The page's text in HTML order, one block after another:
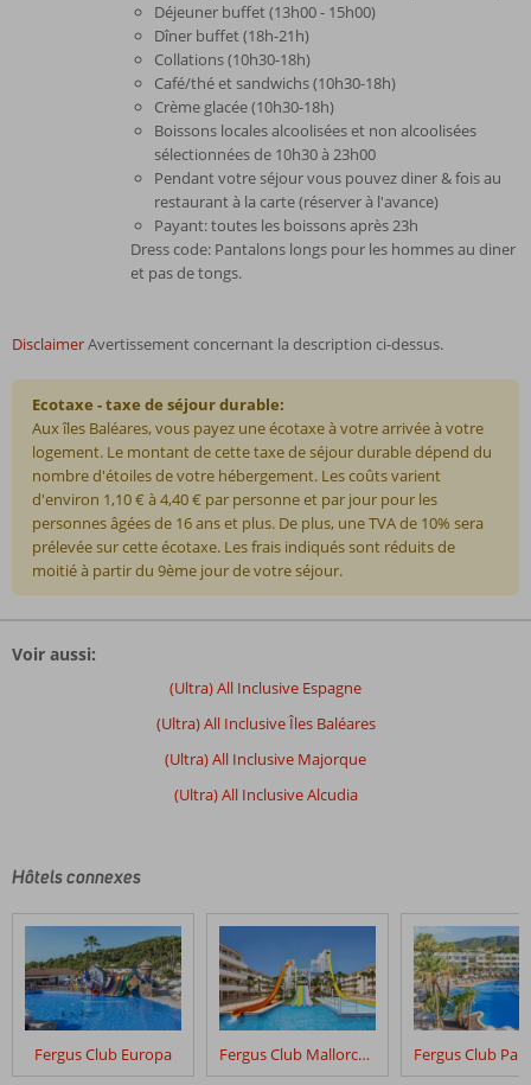
Déjeuner buffet (13h00 - 15h00)
Dîner buffet (18h-21h)
Collations (10h30-18h)
Café/thé et sandwichs (10h30-18h)
Crème glacée (10h30-18h)
Boissons locales alcoolisées et non alcoolisées
sélectionnées de 10h30 à 23h00
Pendant votre séjour vous pouvez diner & fois au
restaurant à la carte (réserver à l'avance)
Payant: toutes les boissons après 23h
Dress code: Pantalons longs pour les hommes au diner
et pas de tongs.
DisclaimerAvertissement concernant la description ci-dessus.
Ecotaxe - taxe de séjour durable:
Aux îles Baléares, vous payez une écotaxe à votre arrivée à votre
logement. Le montant de cette taxe de séjour durable dépend du
nombre d'étoiles de votre hébergement. Les coûts varient
d'environ 1,10 € à 4,40 € par personne et par jour pour les
personnes âgées de 16 ans et plus. De plus, une TVA de 10% sera
prélevée sur cette écotaxe. Les frais indiqués sont réduits de
moitié à partir du 9ème jour de votre séjour.
sont
Viva
Lago
Les
avis
datant
plus
Voir aussi:
(Ultra) All Inclusive Espagne
(Ultra) All Inclusive Îles Baléares
(Ultra) All Inclusive Majorque
(Ultra) All Inclusive Alcudia
Hôtels connexes
Fergus Club Europa Fergus Club Mallorca Waterpark